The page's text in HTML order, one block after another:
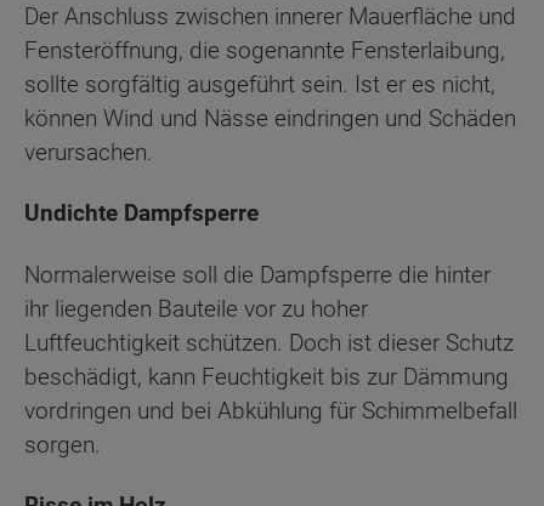
Der Anschluss zwischen innerer Mauerfläche und
Fensteröffnung, die sogenannte Fensterlaibung,
sollte sorgfältig ausgeführt sein. Ist er es nicht,
können Wind und Nässe eindringen und Schäden
verursachen.
Undichte Dampfsperre
Normalerweise soll die Dampfsperre die hinter
ihr liegenden Bauteile vor zu hoher
Luftfeuchtigkeit schützen. Doch ist dieser Schutz
beschädigt, kann Feuchtigkeit bis zur Dämmung
vordringen und bei Abkühlung für Schimmelbefall
sorgen.